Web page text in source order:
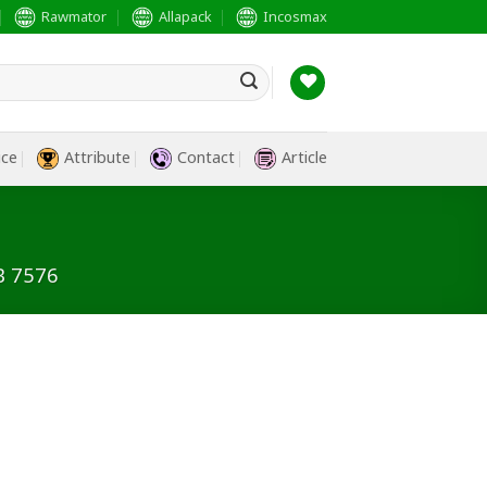
Rawmator Allapack Incosmax
Attribute Contact Article
7576